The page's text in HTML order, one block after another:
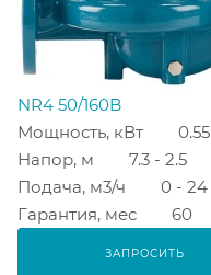
NR4 50/160B
Мощность, кВт
0.55
Напор, м
7.3 - 2.5
Подача, м3/ч
0 - 24
Гарантия, мес
60
ЗАПРОСИТЬ